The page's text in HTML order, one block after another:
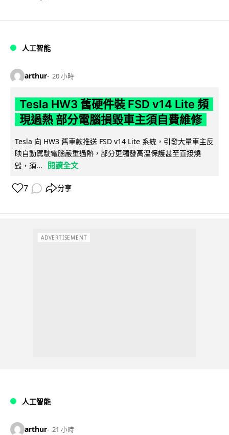
人工智能
arthur 20 小時
Tesla HW3 舊硬件裝 FSD v14 Lite 頻
現過熱 部分電腦損毀車主須自費維修
Tesla 向 HW3 舊車款推送 FSD v14 Lite 系統，引發大量車主反
映自動駕駛電腦嚴重過熱，部分更觸發高溫保護甚至直接燒
毀，須...
閱讀全文
7 分享
ADVERTISEMENT
人工智能
arthur 21 小時